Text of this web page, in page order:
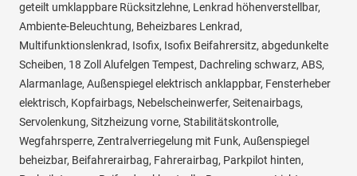
geteilt umklappbare Rücksitzlehne, Lenkrad höhenverstellbar,
Ambiente-Beleuchtung, Beheizbares Lenkrad,
Multifunktionslenkrad, Isofix, Isofix Beifahrersitz, abgedunkelte
Scheiben, 18 Zoll Alufelgen Tempest, Dachreling schwarz, ABS,
Alarmanlage, Außenspiegel elektrisch anklappbar, Fensterheber
elektrisch, Kopfairbags, Nebelscheinwerfer, Seitenairbags,
Servolenkung, Sitzheizung vorne, Stabilitätskontrolle,
Wegfahrsperre, Zentralverriegelung mit Funk, Außenspiegel
beheizbar, Beifahrerairbag, Fahrerairbag, Parkpilot hinten,